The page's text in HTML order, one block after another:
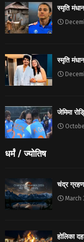
स्मृति
स्मृति
जेमिमा
धर्मं / ज्योतिष
चंद्र
March
होलिका